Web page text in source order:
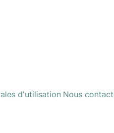
d'utilisation Nous